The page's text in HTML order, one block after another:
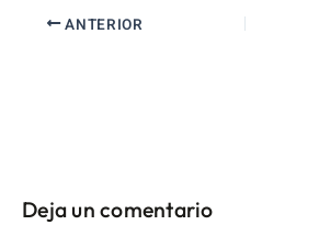
ANTERIOR
Deja un comentario